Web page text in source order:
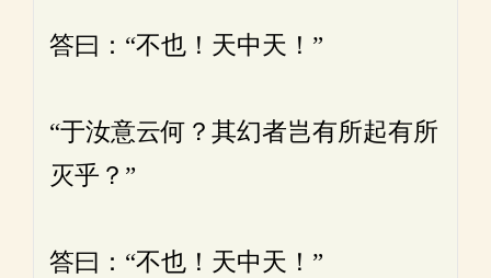
答曰：“不也！天中天！”
“于汝意云何？其幻者岂有所起有所
灭乎？”
答曰：“不也！天中天！”